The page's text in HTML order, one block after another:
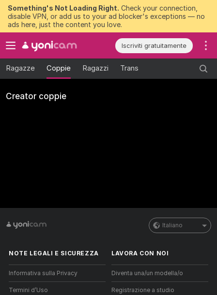
Something's Not Loading Right. Check your connection,
disable VPN, or add us to your ad blocker's exceptions — no
ads here, just the content you love.
Iscriviti gratuitamente
Ragazze Coppie Ragazzi Trans
Creator coppie
Italiano
NOTE LEGALI E SICUREZZA
Informativa sulla Privacy
Termini d’Uso
LAVORA CON NOI
Diventa una/un modella/o
Registrazione a studio